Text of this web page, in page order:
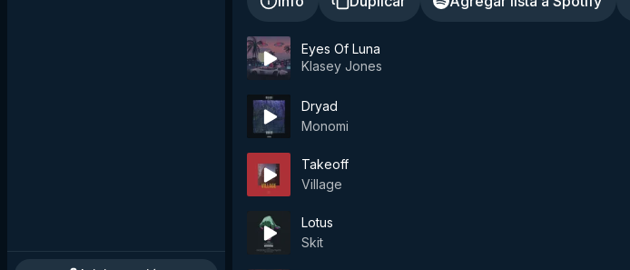
Eyes Of Luna
Klasey Jones
Dryad
Monomi
Takeoff
Village
Lotus
Skit